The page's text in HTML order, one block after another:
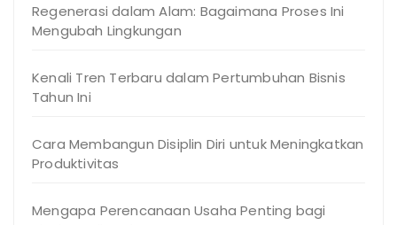
Regenerasi dalam Alam: Bagaimana Proses Ini
Mengubah Lingkungan
Kenali Tren Terbaru dalam Pertumbuhan Bisnis
Tahun Ini
Cara Membangun Disiplin Diri untuk Meningkatkan
Produktivitas
Mengapa Perencanaan Usaha Penting bagi